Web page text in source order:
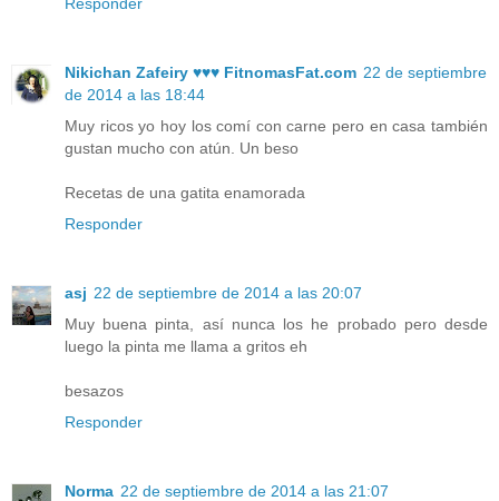
Nikichan Zafeiry ♥♥♥ FitnomasFat.com 22 de septiembre
de 2014 a las 18:44
Muy ricos yo hoy los comí con carne pero en casa también
gustan mucho con atún. Un beso
Recetas de una gatita enamorada
Responder
asj 22 de septiembre de 2014 a las 20:07
Muy buena pinta, así nunca los he probado pero desde
luego la pinta me llama a gritos eh
besazos
Responder
Norma 22 de septiembre de 2014 a las 21:07